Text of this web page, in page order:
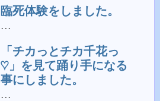
臨死体験をしました。
...
「チカっとチカ千花っ
♡」を見て踊り手になる
事にしました。
...